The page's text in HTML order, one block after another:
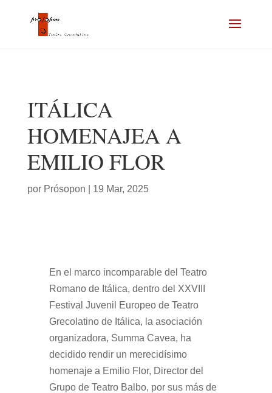
ITÁLICA
HOMENAJEA A
EMILIO FLOR
por Prósopon 19 Mar, 2025
En el marco incomparable del Teatro
Romano de Itálica, dentro del XXVIII
Festival Juvenil Europeo de Teatro
Grecolatino de Itálica, la asociación
organizadora, Summa Cavea, ha
decidido rendir un merecidísimo
homenaje a Emilio Flor, Director del
Grupo de Teatro Balbo, por sus más de